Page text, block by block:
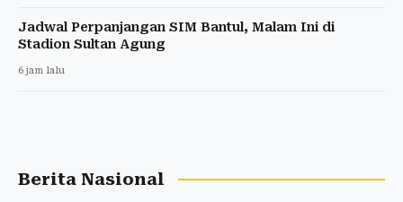
Jadwal Perpanjangan SIM Bantul, Malam Ini di
Stadion Sultan Agung
6 jam lalu
Berita Nasional